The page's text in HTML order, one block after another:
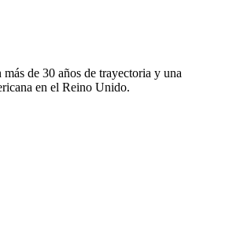
de 30 años de trayectoria y una
en el Reino Unido.